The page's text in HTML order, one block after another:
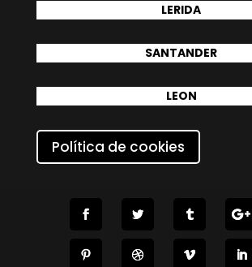
LERIDA
SANTANDER
LEON
Política de cookies